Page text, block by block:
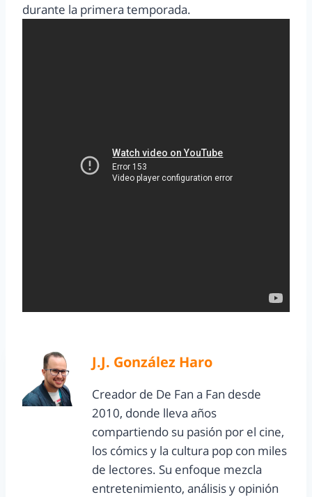
durante la primera temporada.
J.J. González Haro
Creador de De Fan a Fan desde
2010, donde lleva años
compartiendo su pasión por el cine,
los cómics y la cultura pop con miles
de lectores. Su enfoque mezcla
entretenimiento, análisis y opinión